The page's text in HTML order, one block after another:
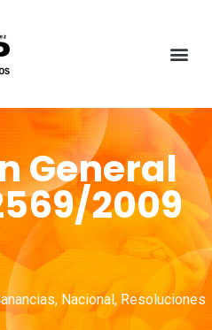
General
2009
, Nacional, Resoluciones